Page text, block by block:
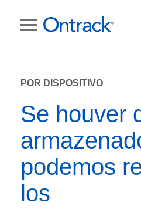
POR DISPOSITIVO
Se houver
podemos
los